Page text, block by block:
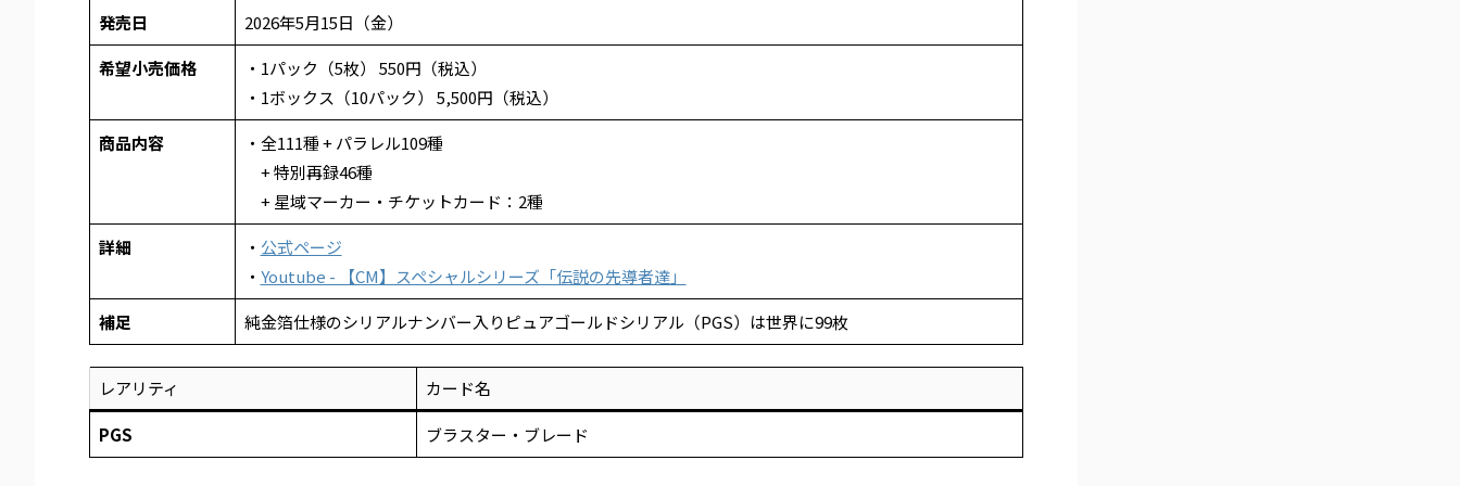
発売日
2026年5月15日（金）
希望小売価格
・1パック（5枚） 550円（税込）
・1ボックス（10パック） 5,500円（税込）
商品内容
・全111種 + パラレル109種
+ 特別再録46種
+ 星域マーカー・チケットカード：2種
詳細
・ 公式ページ
・ Youtube - 【CM】スペシャルシリーズ「伝説の先導者達」
補足
純金箔仕様のシリアルナンバー入りピュアゴールドシリアル（PGS）は世界に99枚
レアリティ カード名
PGS ブラスター・ブレード